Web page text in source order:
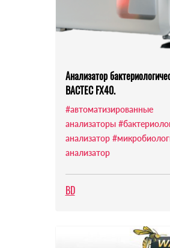
Анализатор
BACTEC FX40.
#автоматизированные
анализаторы
анализатор
анализатор
BD